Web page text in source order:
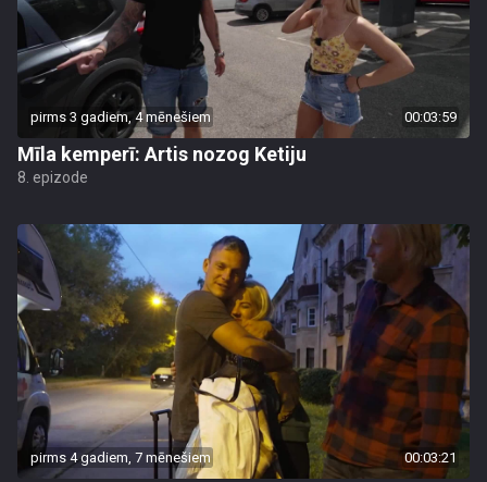
pirms 3 gadiem, 4 mēnešiem 00:03:59
Mīla kemperī: Artis nozog Ketiju
8. epizode
pirms 4 gadiem, 7 mēnešiem 00:03:21